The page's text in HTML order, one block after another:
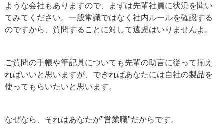
ような会社もありますので、まずは先輩社員に状況を聞い
てみてください。一般常識ではなく社内ルールを確認する
のですから、質問することに対して遠慮はいりませんよ。
ご質問の手帳や筆記具についても先輩の助言に従って揃え
ればいいと思いますが、できればあなたには自社の製品を
使ってもらいたいと思います。
なぜなら、それはあなたが"営業職"だからです。